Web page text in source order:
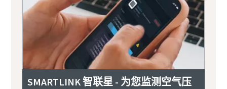
SMARTLINK 智联星 - 为您监测空气压